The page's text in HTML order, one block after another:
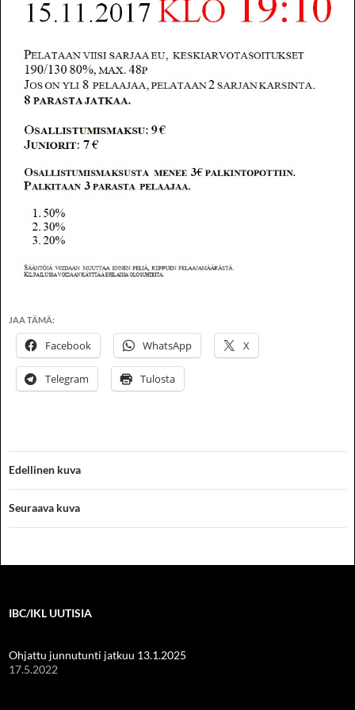
JAA TÄMÄ:
Facebook WhatsApp X
Telegram Tulosta
Edellinen kuva
Seuraava kuva
IBC/IKL UUTISIA
Ohjattu junnutunti jatkuu 13.1.2025
17.5.2022